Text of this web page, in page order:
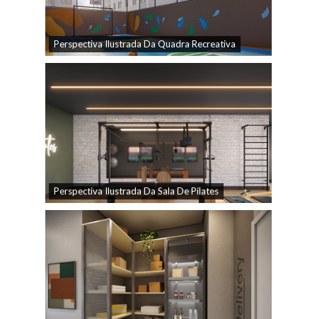
Perspectiva Ilustrada Da Quadra Recreativa
Perspectiva Ilustrada Da Sala De Pilates